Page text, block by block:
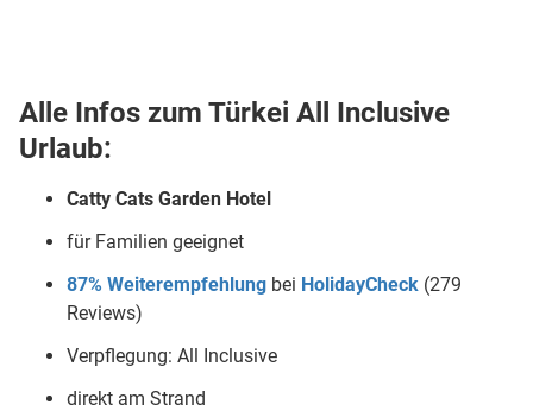
Alle Infos zum Türkei All Inclusive
Urlaub:
Catty Cats Garden Hotel
für Familien geeignet
87% Weiterempfehlung bei HolidayCheck (279
Reviews)
Verpflegung: All Inclusive
direkt am Strand